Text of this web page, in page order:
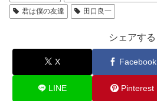
君は僕の友達
田口良一
シェアする
X Facebook
LINE Pinterest